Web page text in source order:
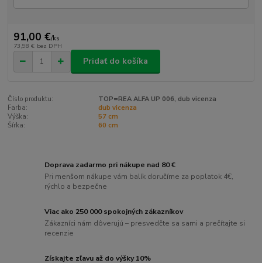
91,00 €/ks
73,98 € bez DPH
Pridať do košíka
Číslo produktu:
TOP=REA ALFA UP 006, dub vicenza
Farba:
dub vicenza
Výška:
57 cm
Šírka:
60 cm
Doprava zadarmo pri nákupe nad 80 €
Pri menšom nákupe vám balík doručíme za poplatok 4€,
rýchlo a bezpečne
Viac ako 250 000 spokojných zákazníkov
Zákazníci nám dôverujú – presvedčte sa sami a prečítajte si
recenzie
Získajte zľavu až do výšky 10%